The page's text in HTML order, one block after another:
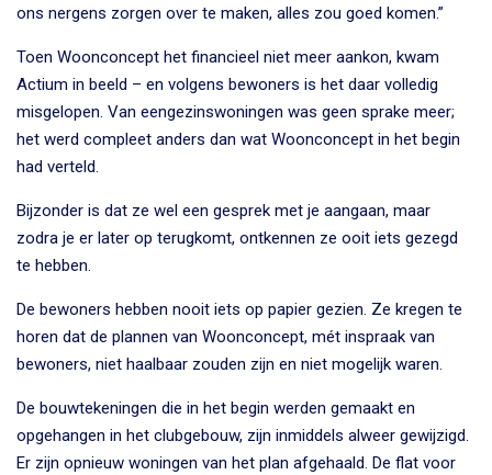
ons nergens zorgen over te maken, alles zou goed komen.”
Toen Woonconcept het financieel niet meer aankon, kwam
Actium in beeld – en volgens bewoners is het daar volledig
misgelopen. Van eengezinswoningen was geen sprake meer;
het werd compleet anders dan wat Woonconcept in het begin
had verteld.
Bijzonder is dat ze wel een gesprek met je aangaan, maar
zodra je er later op terugkomt, ontkennen ze ooit iets gezegd
te hebben.
De bewoners hebben nooit iets op papier gezien. Ze kregen te
horen dat de plannen van Woonconcept, mét inspraak van
bewoners, niet haalbaar zouden zijn en niet mogelijk waren.
De bouwtekeningen die in het begin werden gemaakt en
opgehangen in het clubgebouw, zijn inmiddels alweer gewijzigd.
Er zijn opnieuw woningen van het plan afgehaald. De flat voor